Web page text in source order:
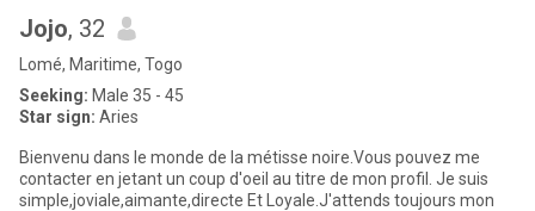
Jojo, 32
Lomé, Maritime, Togo
Seeking: Male 35 - 45
Star sign: Aries
Bienvenu dans le monde de la métisse noire.Vous pouvez me
contacter en jetant un coup d'oeil au titre de mon profil. Je suis
simple,joviale,aimante,directe Et Loyale.J'attends toujours mon